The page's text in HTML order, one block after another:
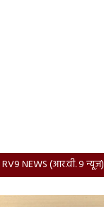
RV9 NEWS (आर.वी. 9 न्यूज़)